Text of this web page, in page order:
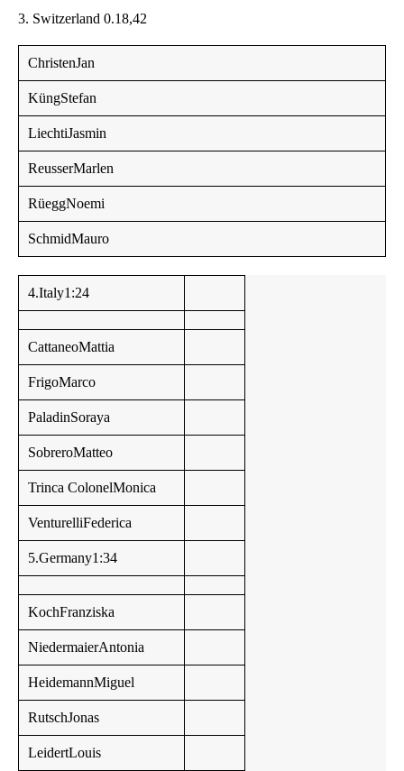
3. Switzerland 0.18,42
ChristenJan
KüngStefan
LiechtiJasmin
ReusserMarlen
RüeggNoemi
SchmidMauro
4.Italy1:24
CattaneoMattia
FrigoMarco
PaladinSoraya
SobreroMatteo
Trinca ColonelMonica
VenturelliFederica
5.Germany1:34
KochFranziska
NiedermaierAntonia
HeidemannMiguel
RutschJonas
LeidertLouis